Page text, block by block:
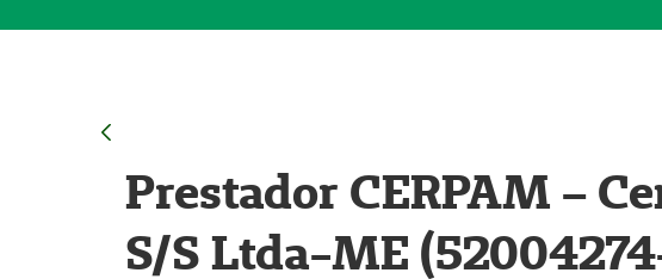
Prestador CERPAM –
S/S Ltda-ME